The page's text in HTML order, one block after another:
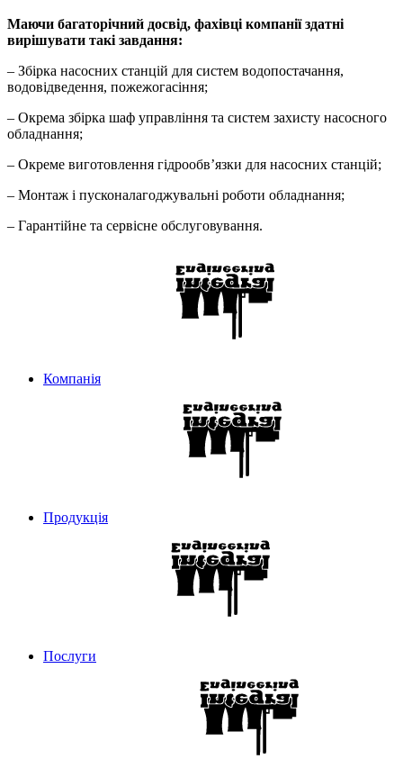
Маючи багаторічний досвід, фахівці компанії здатні
вирішувати такі завдання:
– Збірка насосних станцій для систем водопостачання,
водовідведення, пожежогасіння;
– Окрема збірка шаф управління та систем захисту насосного
обладнання;
– Окреме виготовлення гідрообв’язки для насосних станцій;
– Монтаж і пусконалагоджувальні роботи обладнання;
– Гарантійне та сервісне обслуговування.­­
Компанія
Продукція
Послуги